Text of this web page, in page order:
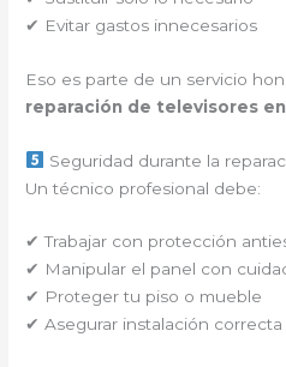
✔ Evitar gastos innecesarios
Eso es parte de un servicio
reparación de televisores
Seguridad durante la
Un técnico profesional debe:
✔ Trabajar con protección
✔ Manipular el panel con
✔ Proteger tu piso o mueble
✔ Asegurar instalación correcta